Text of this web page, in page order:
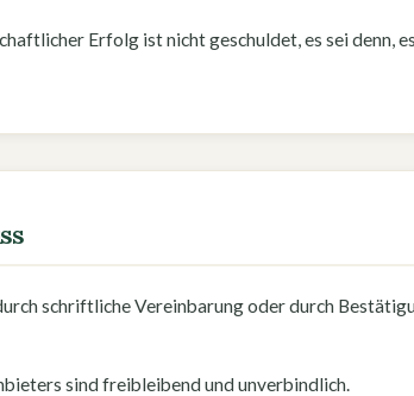
Erfolg ist nicht geschuldet, es sei denn,
schriftliche Vereinbarung oder durch
sind freibleibend und unverbindlich.